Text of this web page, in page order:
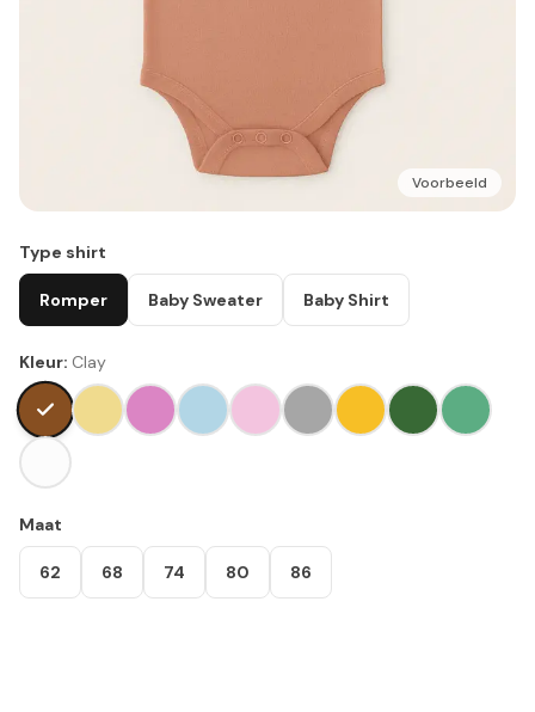
Voorbeeld
Type shirt
Romper Baby Sweater Baby Shirt
Kleur: Clay
Maat
62 68 74 80 86